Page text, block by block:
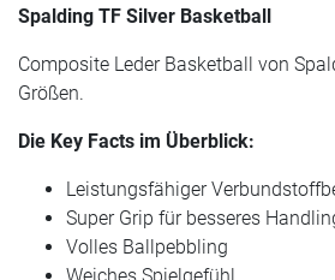
Spalding TF Silver Basketball
Composite Leder Basketball von
Größen.
Die Key Facts im Überblick:
Leistungsfähiger
Super Grip für besseres
Volles Ballpebbling